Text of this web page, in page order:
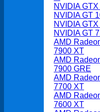
NVIDIA
NVIDIA GT
NVIDIA
NVIDIA GT
AMD
7900 XT
AMD
7900 GRE
AMD
7700 XT
AMD
7600 XT